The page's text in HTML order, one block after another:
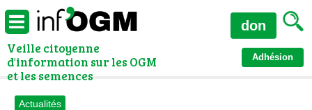
Veille citoyenne
d'information sur les OGM
et les semences
Adhésion
don
Actualités